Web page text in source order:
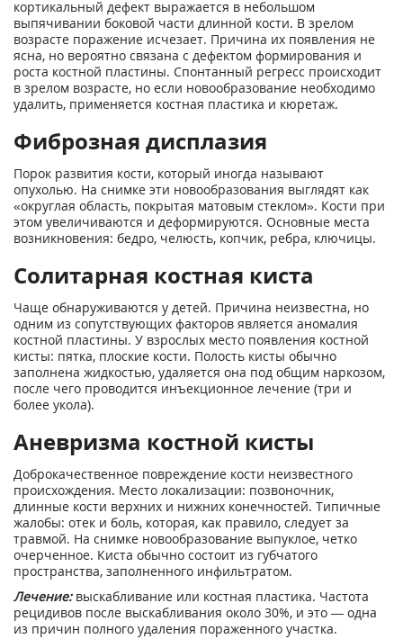
кортикальный дефект выражается в небольшом
выпячивании боковой части длинной кости. В зрелом
возрасте поражение исчезает. Причина их появления не
ясна, но вероятно связана с дефектом формирования и
роста костной пластины. Спонтанный регресс происходит
в зрелом возрасте, но если новообразование необходимо
удалить, применяется костная пластика и кюретаж.
Фиброзная дисплазия
Порок развития кости, который иногда называют
опухолью. На снимке эти новообразования выглядят как
«округлая область, покрытая матовым стеклом». Кости при
этом увеличиваются и деформируются. Основные места
возникновения: бедро, челюсть, копчик, ребра, ключицы.
Солитарная костная киста
Чаще обнаруживаются у детей. Причина неизвестна, но
одним из сопутствующих факторов является аномалия
костной пластины. У взрослых место появления костной
кисты: пятка, плоские кости. Полость кисты обычно
заполнена жидкостью, удаляется она под общим наркозом,
после чего проводится инъекционное лечение (три и
более укола).
Аневризма костной кисты
Доброкачественное повреждение кости неизвестного
происхождения. Место локализации: позвоночник,
длинные кости верхних и нижних конечностей. Типичные
жалобы: отек и боль, которая, как правило, следует за
травмой. На снимке новообразование выпуклое, четко
очерченное. Киста обычно состоит из губчатого
пространства, заполненного инфильтратом.
Лечение:выскабливание или костная пластика. Частота
рецидивов после выскабливания около 30%, и это — одна
из причин полного удаления пораженного участка.